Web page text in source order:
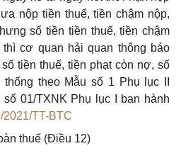
nộp tiền thuế, tiền chậm nộp,
số tiền tiền thuế, tiền chậm
cơ quan hải quan thông báo
tiền thuế, tiền phạt còn nợ, số
thống theo Mẫu số 1 Phụ lục II
số 01/TXNK Phụ lục
ban hành
TT-BTC
thuế (Điều 12)